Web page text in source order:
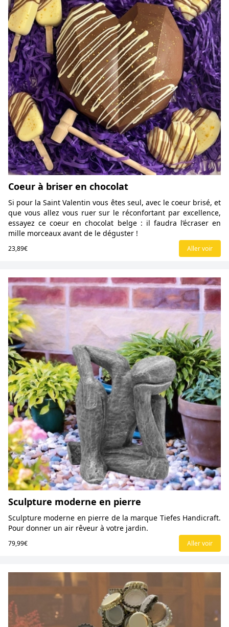
Coeur à briser en chocolat
Si pour la Saint Valentin vous êtes seul, avec le coeur brisé, et
que vous allez vous ruer sur le réconfortant par excellence,
essayez ce coeur en chocolat belge : il faudra l’écraser en
mille morceaux avant de le déguster !
23,89€ Aller voir
Sculpture moderne en pierre
Sculpture moderne en pierre de la marque Tiefes Handicraft.
Pour donner un air rêveur à votre jardin.
79,99€ Aller voir